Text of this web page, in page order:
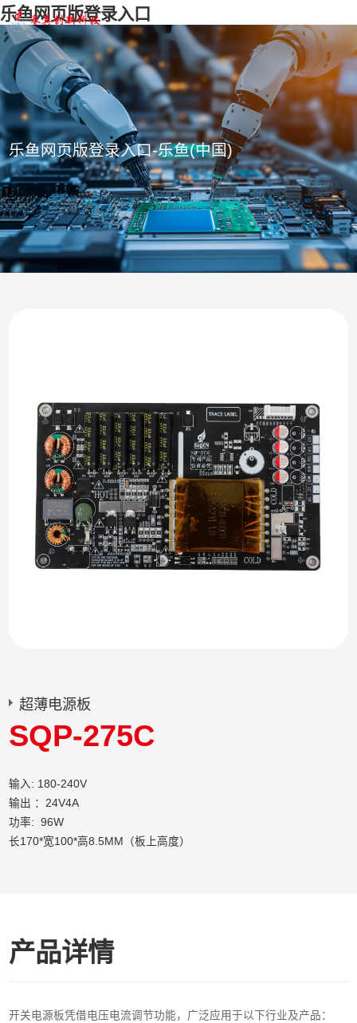
乐鱼网页版登录入口
乐鱼网页版登录入口-乐鱼(中国)
超薄电源板
SQP-275C
输入: 180-240V
输出 ：24V4A
功率: 96W
长170*宽100*高8.5MM（板上高度）
产品详情
开关电源板凭借电压电流调节功能，广泛应用于以下行业及产品：